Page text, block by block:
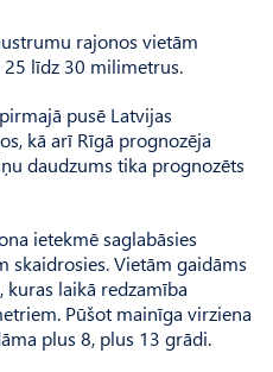
rajonos vietām
25 līdz 30 milimetrus.
pusē Latvijas
kā arī Rīgā prognozēja
daudzums tika prognozēts
ietekmē saglabāsies
skaidrosies. Vietām gaidāms
laikā redzamība
Pūšot mainīga virziena
plus 8, plus 13 grādi.